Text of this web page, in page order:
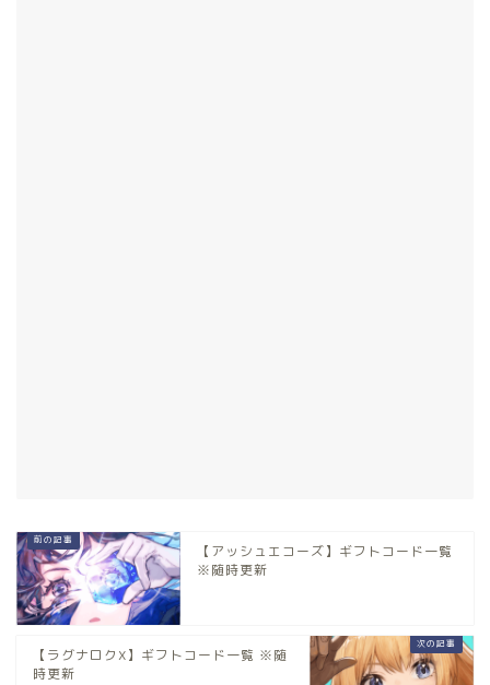
【アッシュエコーズ】ギフトコード一覧
※随時更新
【ラグナロクX】ギフトコード一覧 ※随
時更新